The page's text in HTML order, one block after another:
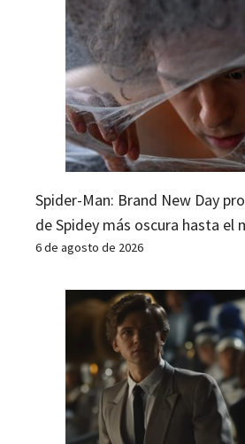
Spider-Man: Brand New Day
de Spidey más oscura hasta el
6 de agosto de 2026